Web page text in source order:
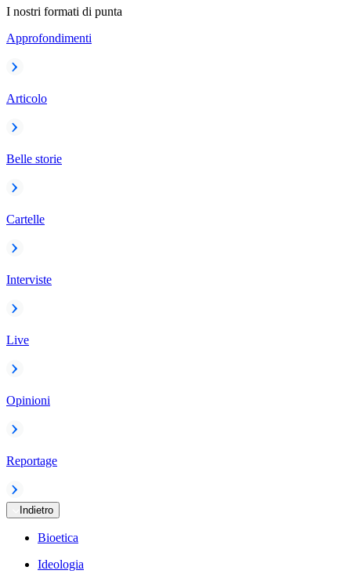
I nostri formati di punta
Approfondimenti
Articolo
Belle storie
Cartelle
Interviste
Live
Opinioni
Reportage
Indietro
Bioetica
Ideologia